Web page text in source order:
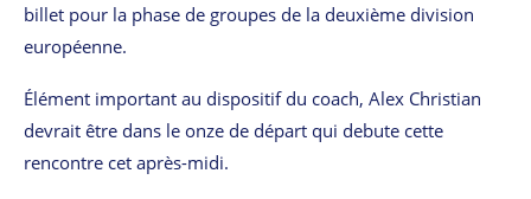
billet pour la phase de groupes de la deuxième division
européenne.
Élément important au dispositif du coach, Alex Christian
devrait être dans le onze de départ qui debute cette
rencontre cet après-midi.